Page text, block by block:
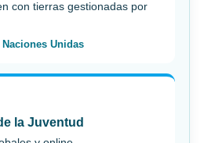
con tierras gestionadas por
Unidas
la Juventud